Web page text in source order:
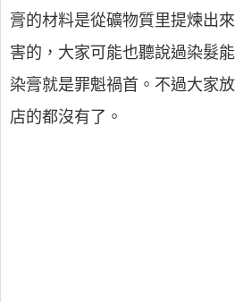
膏的材料是從礦物質里提煉出
害的，大家可能也聽說過染髮
染膏就是罪魁禍首。不過大家
店的都沒有了。